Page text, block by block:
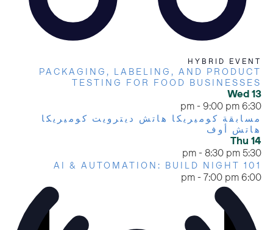
HYBRID EVENT
PACKAGING, LABELING, AND PRODUCT
TESTING FOR FOOD BUSINESSES
Wed13
6:30 pm
-9:00 pm
مسابقة كوميريكا هاتش ديترويت كوميريكا
هاتش أوف
Thu14
5:30 pm
-8:30 pm
AI & AUTOMATION: BUILD NIGHT 101
6:00 pm
-7:00 pm